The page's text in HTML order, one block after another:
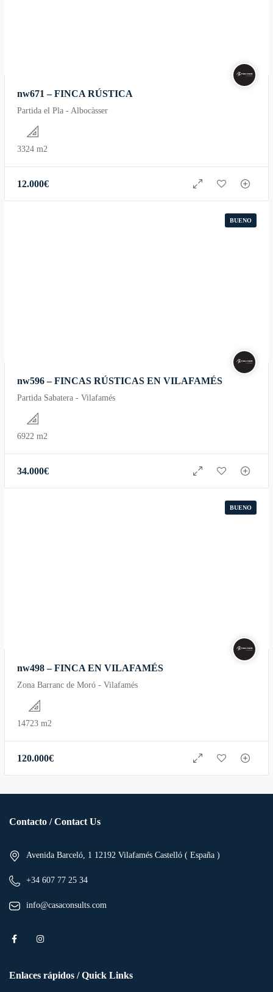
nw671 – FINCA RÚSTICA
Partida el Pla - Albocàsser
3324 m2
12.000€
BUENO
nw596 – FINCAS RÚSTICAS EN VILAFAMÉS
Partida Sabatera - Vilafamés
6922 m2
34.000€
BUENO
nw498 – FINCA EN VILAFAMÉS
Zona Barranc de Moró - Vilafamés
14723 m2
120.000€
Contacto / Contact Us
Avenida Barceló, 1 12192 Vilafamés Castelló ( España )
+34 607 77 25 34
info@casaconsults.com
Enlaces rápidos / Quick Links